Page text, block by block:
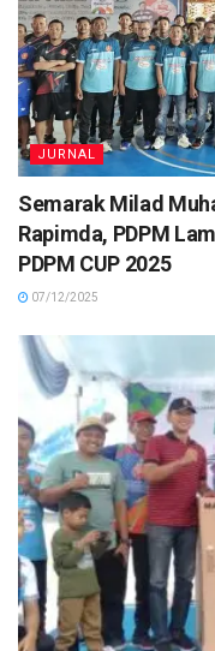
JURNAL
Semarak Milad
Rapimda, PDPM
PDPM CUP 2025
07/12/2025